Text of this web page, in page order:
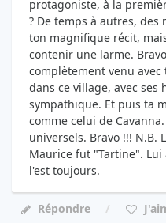
protagoniste, à la
? De temps à autres,
ton magnifique récit,
contenir une larme.
complètement venu
dans ce village, avec
sympathique. Et puis ta
comme celui de
universels. Bravo !!! N.B.
Maurice fut "Tartine".
l'est toujours.
Répondre